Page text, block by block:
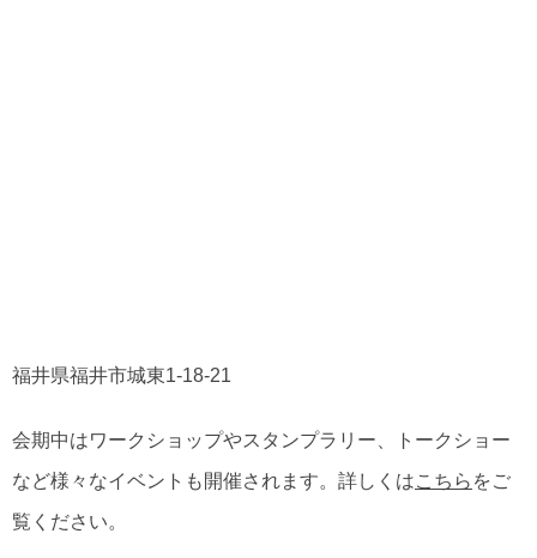
福井県福井市城東1-18-21
会期中はワークショップやスタンプラリー、トークショー
など様々なイベントも開催されます。詳しくはこちら をご
覧ください。